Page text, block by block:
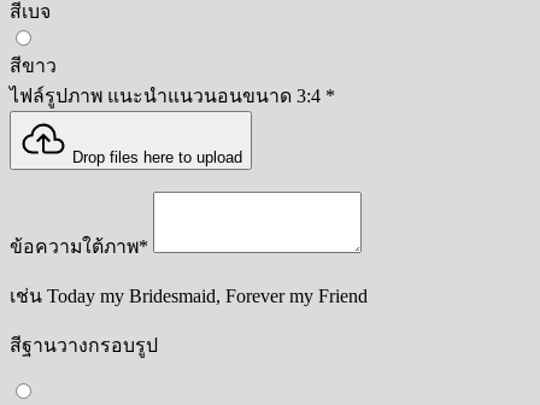
สีเบจ
สีขาว
ไฟล์รูปภาพ แนะนำแนวนอนขนาด 3:4 *
Drop files here to upload
ข้อความใต้ภาพ*
เช่น Today my Bridesmaid, Forever my Friend
สีฐานวางกรอบรูป